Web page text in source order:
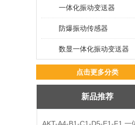
一体化振动变送器
防爆振动传感器
数显一体化振动变送器
点击更多分类
新品推荐